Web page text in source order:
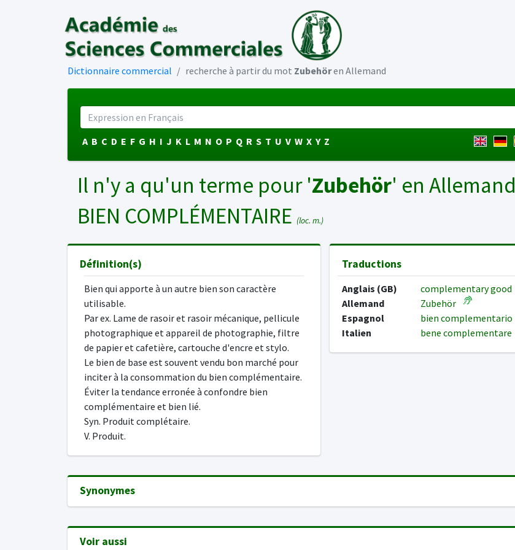
Dictionnaire commercial recherche à partir du mot Zubehören Allemand
A B C D E F G H I J K L M N O P Q R S T U V W X Y Z
Il n'y a qu'un terme pour 'Zubehör' en Allemand
BIEN COMPLÉMENTAIRE (loc. m.)
Définition(s)
Bien qui apporte à un autre bien son caractère
utilisable.
Par ex. Lame de rasoir et rasoir mécanique, pellicule
photographique et appareil de photographie, filtre
de papier et cafetière, cartouche d'encre et stylo.
Le bien de base est souvent vendu bon marché pour
inciter à la consommation du bien complémentaire.
Éviter la tendance erronée à confondre bien
complémentaire et bien lié.
Syn. Produit complétaire.
V. Produit.
Traductions
Anglais (GB)
complementary good
Allemand
Zubehör
Espagnol
bien complementario
Italien
bene complementare
Synonymes
Voir aussi